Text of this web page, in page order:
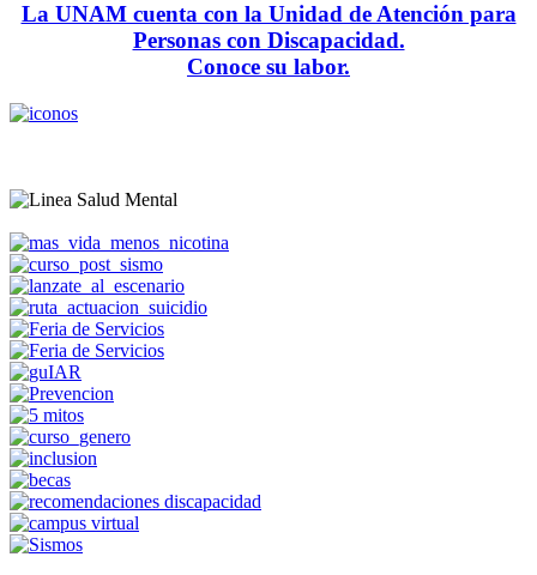
La UNAM cuenta con la Unidad de Atención para
Personas con Discapacidad.
Conoce su labor.